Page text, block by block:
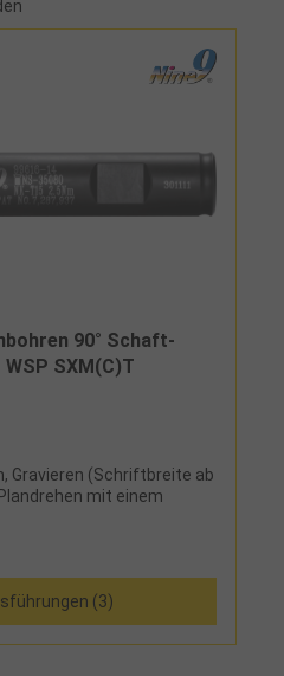
90° Schaft-
SXM(C)T
Gravieren (Schriftbreite ab
mit einem
(3)